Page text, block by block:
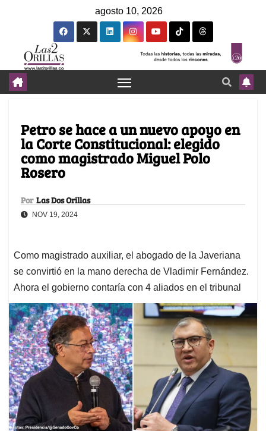
agosto 10, 2026
Petro se hace a un nuevo apoyo en
la Corte Constitucional: elegido
como magistrado Miguel Polo
Rosero
Por Las Dos Orillas
NOV 19, 2024
Como magistrado auxiliar, el abogado de la Javeriana
se convirtió en la mano derecha de Vladimir Fernández.
Ahora el gobierno contaría con 4 aliados en el tribunal